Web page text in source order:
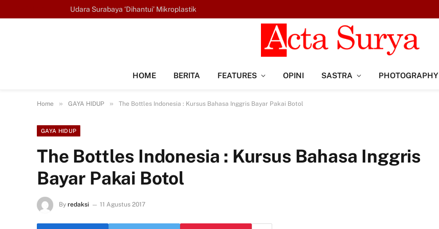
Udara Surabaya ‘Dihantui’ Mikroplastik
HOME BERITA FEATURES OPINI SASTRA PHOTOGRAPHY
Home » GAYA HIDUP » The Bottles Indonesia : Kursus Bahasa Inggris Bayar Pakai Botol
GAYA HIDUP
The Bottles Indonesia : Kursus Bahasa Inggris
Bayar Pakai Botol
By redaksi 11 Agustus 2017